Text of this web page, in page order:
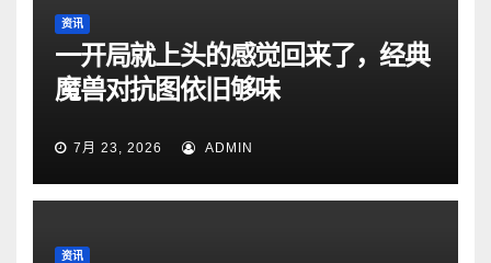
资讯
一开局就上头的感觉回来了，经典
魔兽对抗图依旧够味
7月 23, 2026 ADMIN
资讯